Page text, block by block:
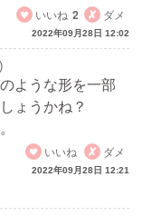
いいね 2 ダメ
2022年09月28日 12:02
ような形を一部
ょうかね？
いいね
ダメ
2022年09月28日 12:21